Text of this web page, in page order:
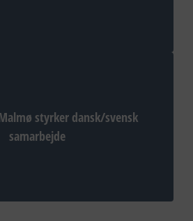
styrker dansk/svensk
samarbejde